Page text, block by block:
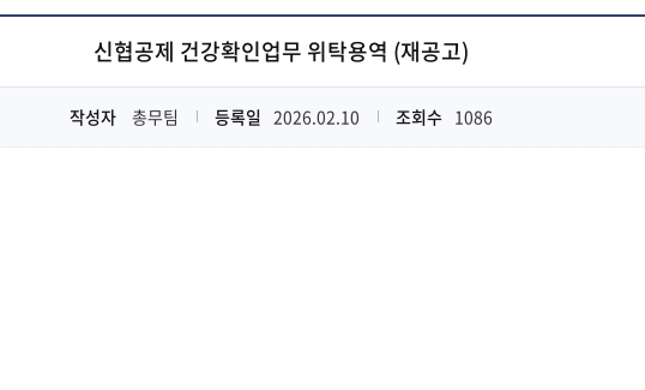
신협공제 건강확인업무 위탁용역 (재공고)
작성자 총무팀 등록일 2026.02.10 조회수 1086